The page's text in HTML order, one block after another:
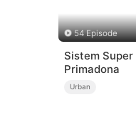
54 Episode
Sistem
Primadona
Urban